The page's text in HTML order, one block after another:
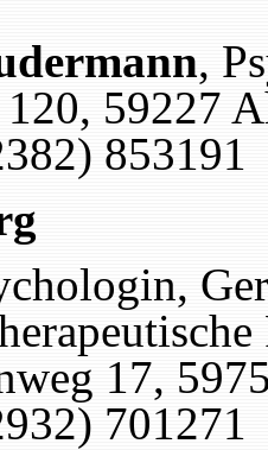
,
120, 59227
853191
17,
701271